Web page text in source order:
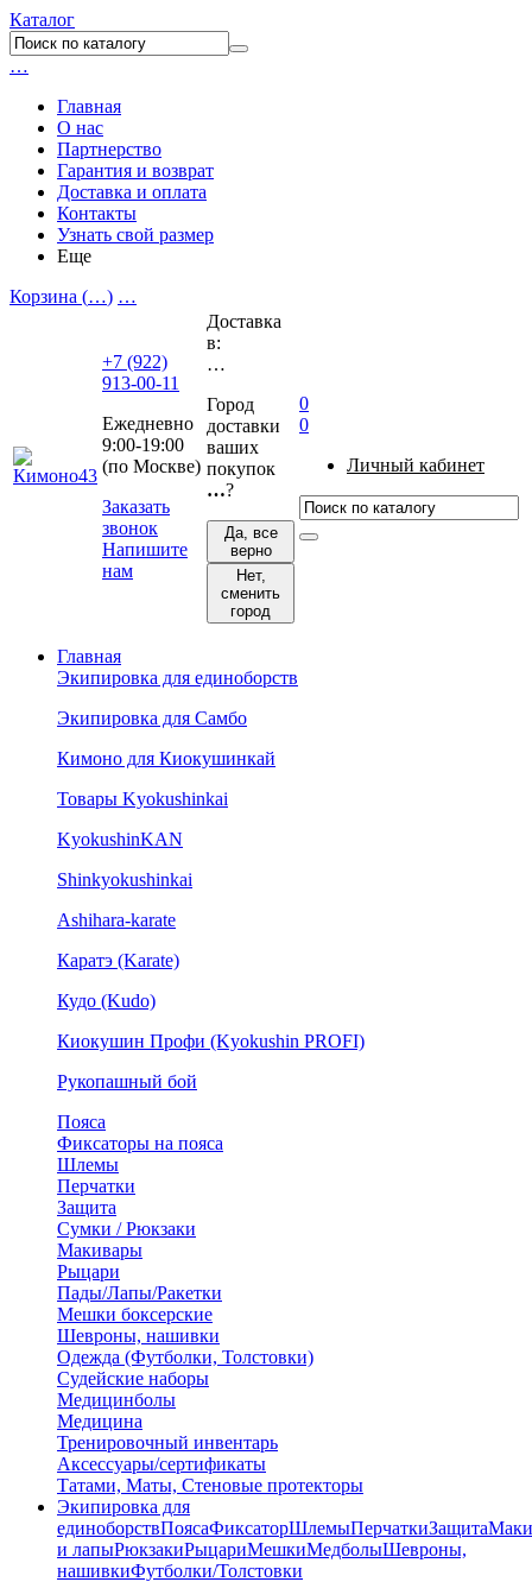
Каталог
…
Главная
О нас
Партнерство
Гарантия и возврат
Доставка и оплата
Контакты
Узнать свой размер
Еще
Корзина (…) …
+7 (922)
913-00-11
Ежедневно
9:00-19:00
(по Москве)
Заказать
звонок
Напишите
нам
Доставка
в:
…
Город
доставки
ваших
покупок
…?
Да, все
верно
Нет,
сменить
город
0
0
Личный кабинет
Главная
Экипировка для единоборств
Экипировка для Самбо
Кимоно для Киокушинкай
Товары Kyokushinkai
KyokushinKAN
Shinkyokushinkai
Ashihara-karate
Каратэ (Karate)
Кудо (Kudo)
Киокушин Профи (Kyokushin PROFI)
Рукопашный бой
Пояса
Фиксаторы на пояса
Шлемы
Перчатки
Защита
Сумки / Рюкзаки
Макивары
Рыцари
Пады/Лапы/Ракетки
Мешки боксерские
Шевроны, нашивки
Одежда (Футболки, Толстовки)
Судейские наборы
Медицинболы
Медицина
Тренировочный инвентарь
Аксессуары/сертификаты
Татами, Маты, Стеновые протекторы
Экипировка для
единоборствПоясаФиксаторШлемыПерчаткиЗащита
и лапыРюкзакиРыцариМешкиМедболыШевроны,
нашивкиФутболки/Толстовки